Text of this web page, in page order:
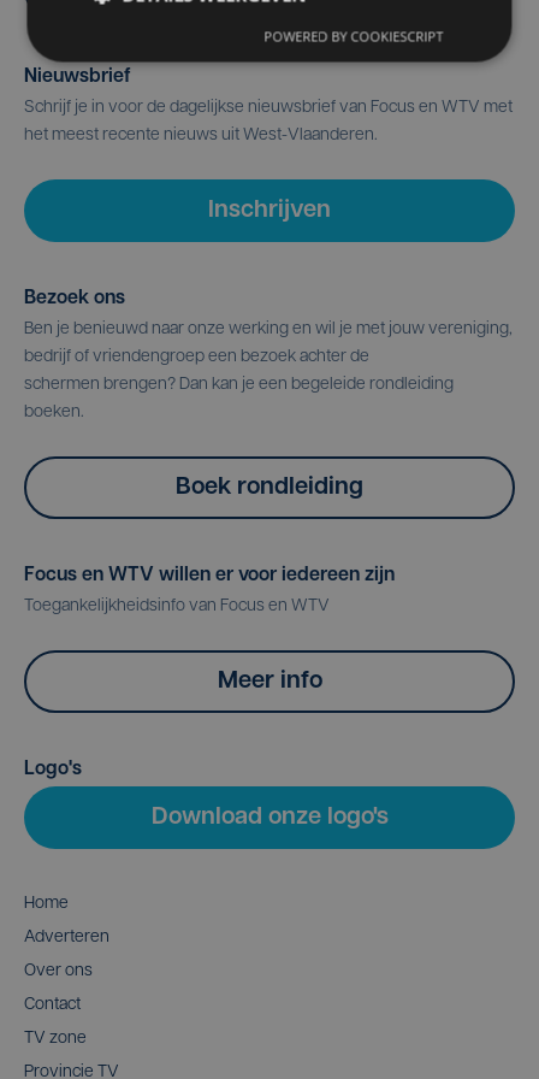
Nieuwsbrief
Schrijf je in voor de dagelijkse nieuwsbrief van Focus en WTV met
het meest recente nieuws uit West-Vlaanderen.
Inschrijven
Bezoek ons
Ben je benieuwd naar onze werking en wil je met jouw vereniging,
bedrijf of vriendengroep een bezoek achter de
schermen brengen? Dan kan je een begeleide rondleiding
boeken.
Boek rondleiding
Focus en WTV willen er voor iedereen zijn
Toegankelijkheidsinfo van Focus en WTV
Meer info
Logo's
Download onze logo's
Home
Adverteren
Over ons
Contact
TV zone
Provincie TV
POWERED BY COOKIESCRIPT